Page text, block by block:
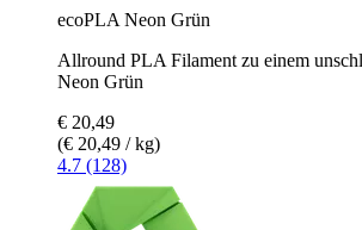
ecoPLA Neon Grün
Allround PLA Filament zu einem
Neon Grün
€ 20,49
(€ 20,49 / kg)
4.7 (128)